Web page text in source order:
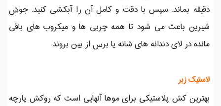
دقیقه بماند. سپس با دقت و کامل آن را آبکشی کنید. جوش
شیرین باعث می شود تا همه چربی ها و میکروب های باقی
مانده در لای دندانه های شانه یا برس از بین بروند.
لاستیک زبر
بهترین کش پلاستیکی برای موها آنهایی است که روکش پارچه